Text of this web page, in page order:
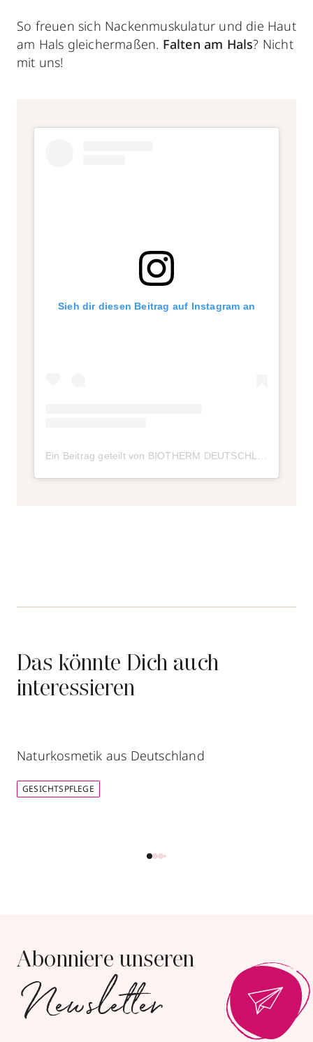
So freuen sich Nackenmuskulatur und die Haut
am Hals gleichermaßen. Falten am Hals? Nicht
mit uns!
Sieh dir diesen Beitrag auf Instagram an
Ein Beitrag geteilt von BIOTHERM DEUTSCHLAND (@biotherm.de)
Das könnte Dich auch
interessieren
Naturkosmetik aus Deutschland
GESICHTSPFLEGE
Abonniere unseren
Newsletter